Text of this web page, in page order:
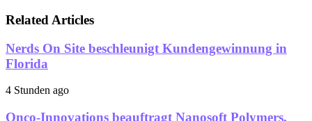
Related Articles
Nerds On Site beschleunigt Kundengewinnung in
Florida
4 Stunden ago
Onco-Innovations beauftragt Nanosoft Polymers,